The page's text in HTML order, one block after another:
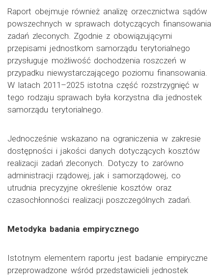
Raport obejmuje również analizę orzecznictwa sądów
powszechnych w sprawach dotyczących finansowania
zadań zleconych. Zgodnie z obowiązującymi
przepisami jednostkom samorządu terytorialnego
przysługuje możliwość dochodzenia roszczeń w
przypadku niewystarczającego poziomu finansowania.
W latach 2011–2025 istotna część rozstrzygnięć w
tego rodzaju sprawach była korzystna dla jednostek
samorządu terytorialnego.
Jednocześnie wskazano na ograniczenia w zakresie
dostępności i jakości danych dotyczących kosztów
realizacji zadań zleconych. Dotyczy to zarówno
administracji rządowej, jak i samorządowej, co
utrudnia precyzyjne określenie kosztów oraz
czasochłonności realizacji poszczególnych zadań.
Metodyka badania empirycznego
Istotnym elementem raportu jest badanie empiryczne
przeprowadzone wśród przedstawicieli jednostek